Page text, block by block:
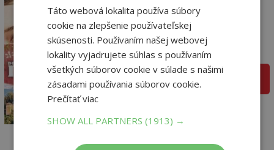
7,90€
Láska v Casa Bonita
Dominika Dinušová
Na sklade
pridať do košíka
Táto webová lokalita používa súbory
cookie na zlepšenie používateľskej
skúsenosti. Používaním našej webovej
lokality vyjadrujete súhlas s používaním
všetkých súborov cookie v súlade s našimi
zásadami používania súborov cookie.
Prečítať viac
SHOW ALL PARTNERS(1913) →